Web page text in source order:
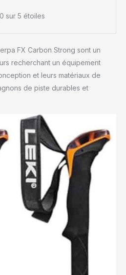
sur 5 étoiles
FX Carbon Strong sont un
recherchant un équipement
et leurs matériaux de
de piste durables et